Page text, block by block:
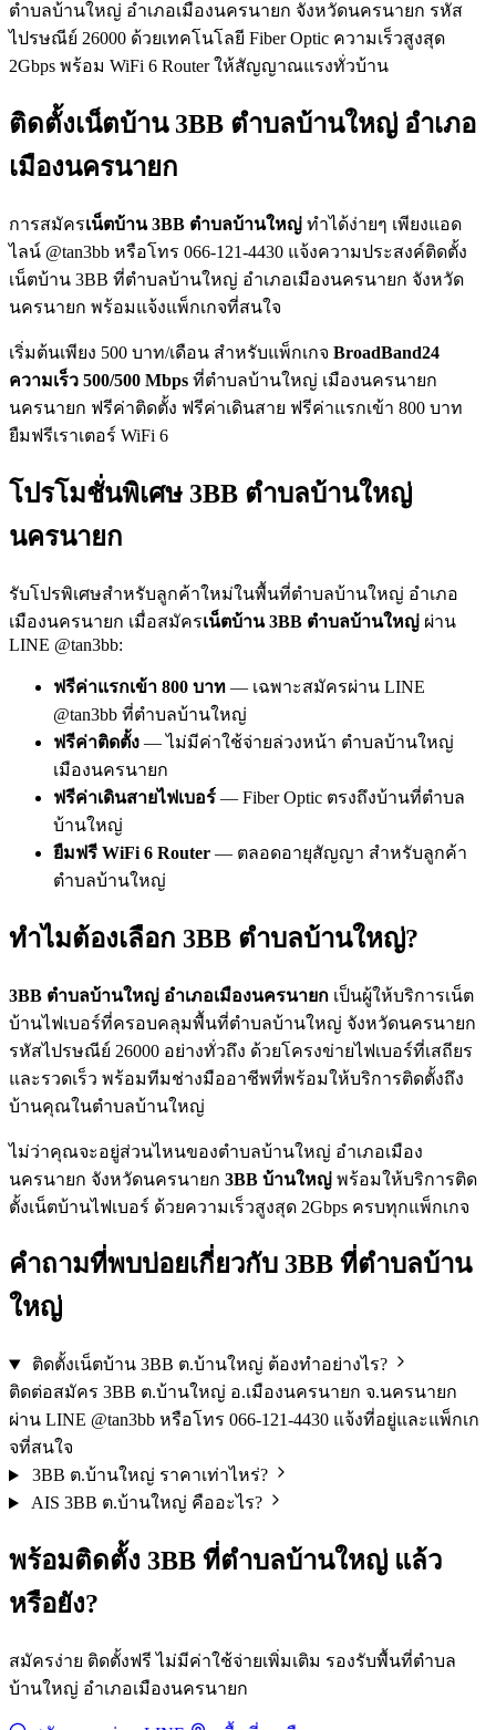
ตำบลบ้านใหญ่ อำเภอเมืองนครนายก จังหวัดนครนายก รหัส
ไปรษณีย์ 26000 ด้วยเทคโนโลยี Fiber Optic ความเร็วสูงสุด
2Gbps พร้อม WiFi 6 Router ให้สัญญาณแรงทั่วบ้าน
ติดตั้งเน็ตบ้าน 3BB ตำบลบ้านใหญ่ อำเภอ
เมืองนครนายก
การสมัครเน็ตบ้าน 3BB ตำบลบ้านใหญ่ ทำได้ง่ายๆ เพียงแอด
ไลน์ @tan3bb หรือโทร 066-121-4430 แจ้งความประสงค์ติดตั้ง
เน็ตบ้าน 3BB ที่ตำบลบ้านใหญ่ อำเภอเมืองนครนายก จังหวัด
นครนายก พร้อมแจ้งแพ็กเกจที่สนใจ
เริ่มต้นเพียง 500 บาท/เดือน สำหรับแพ็กเกจ BroadBand24
ความเร็ว 500/500 Mbps ที่ตำบลบ้านใหญ่ เมืองนครนายก
นครนายก ฟรีค่าติดตั้ง ฟรีค่าเดินสาย ฟรีค่าแรกเข้า 800 บาท
ยืมฟรีเราเตอร์ WiFi 6
โปรโมชั่นพิเศษ 3BB ตำบลบ้านใหญ่
นครนายก
รับโปรพิเศษสำหรับลูกค้าใหม่ในพื้นที่ตำบลบ้านใหญ่ อำเภอ
เมืองนครนายก เมื่อสมัครเน็ตบ้าน 3BB ตำบลบ้านใหญ่ ผ่าน
LINE @tan3bb:
ฟรีค่าแรกเข้า 800 บาท — เฉพาะสมัครผ่าน LINE
@tan3bb ที่ตำบลบ้านใหญ่
ฟรีค่าติดตั้ง — ไม่มีค่าใช้จ่ายล่วงหน้า ตำบลบ้านใหญ่
เมืองนครนายก
ฟรีค่าเดินสายไฟเบอร์ — Fiber Optic ตรงถึงบ้านที่ตำบล
บ้านใหญ่
ยืมฟรี WiFi 6 Router — ตลอดอายุสัญญา สำหรับลูกค้า
ตำบลบ้านใหญ่
ทำไมต้องเลือก 3BB ตำบลบ้านใหญ่?
3BB ตำบลบ้านใหญ่ อำเภอเมืองนครนายก เป็นผู้ให้บริการเน็ต
บ้านไฟเบอร์ที่ครอบคลุมพื้นที่ตำบลบ้านใหญ่ จังหวัดนครนายก
รหัสไปรษณีย์ 26000 อย่างทั่วถึง ด้วยโครงข่ายไฟเบอร์ที่เสถียร
และรวดเร็ว พร้อมทีมช่างมืออาชีพที่พร้อมให้บริการติดตั้งถึง
บ้านคุณในตำบลบ้านใหญ่
ไม่ว่าคุณจะอยู่ส่วนไหนของตำบลบ้านใหญ่ อำเภอเมือง
นครนายก จังหวัดนครนายก 3BB บ้านใหญ่ พร้อมให้บริการติด
ตั้งเน็ตบ้านไฟเบอร์ ด้วยความเร็วสูงสุด 2Gbps ครบทุกแพ็กเกจ
คำถามที่พบบ่อยเกี่ยวกับ 3BB ที่ตำบลบ้าน
ใหญ่
ติดตั้งเน็ตบ้าน 3BB ต.บ้านใหญ่ ต้องทำอย่างไร?
ติดต่อสมัคร 3BB ต.บ้านใหญ่ อ.เมืองนครนายก จ.นครนายก
ผ่าน LINE @tan3bb หรือโทร 066-121-4430 แจ้งที่อยู่และแพ็กเก
จที่สนใจ
3BB ต.บ้านใหญ่ ราคาเท่าไหร่?
AIS 3BB ต.บ้านใหญ่ คืออะไร?
พร้อมติดตั้ง 3BB ที่ตำบลบ้านใหญ่ แล้ว
หรือยัง?
สมัครง่าย ติดตั้งฟรี ไม่มีค่าใช้จ่ายเพิ่มเติม รองรับพื้นที่ตำบล
บ้านใหญ่ อำเภอเมืองนครนายก